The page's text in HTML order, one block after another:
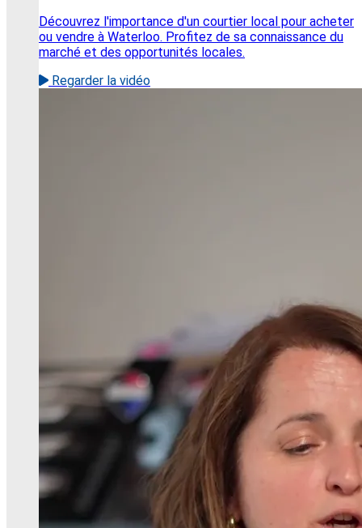
Découvrez l'importance d'un courtier local pour acheter
ou vendre à Waterloo. Profitez de sa connaissance du
marché et des opportunités locales.
Regarder la vidéo